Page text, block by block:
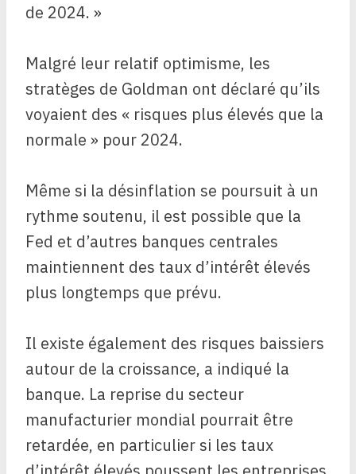
de 2024. »
Malgré leur relatif optimisme, les
stratèges de Goldman ont déclaré qu’ils
voyaient des « risques plus élevés que la
normale » pour 2024.
Même si la désinflation se poursuit à un
rythme soutenu, il est possible que la
Fed et d’autres banques centrales
maintiennent des taux d’intérêt élevés
plus longtemps que prévu.
Il existe également des risques baissiers
autour de la croissance, a indiqué la
banque. La reprise du secteur
manufacturier mondial pourrait être
retardée, en particulier si les taux